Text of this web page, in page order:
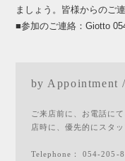
ましょう。皆様からのご
■参加のご連絡：Giotto
by Appointment
ご来店前に、お電話に
店時に、優先的にスタ
Telephone：054-205-